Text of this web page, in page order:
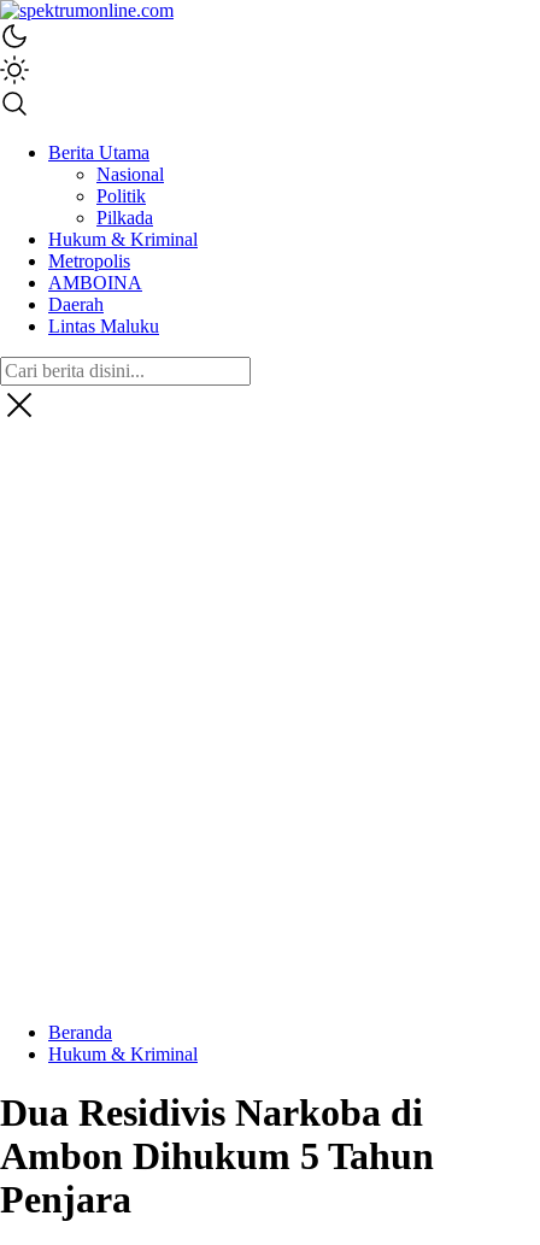
spektrumonline.com
Berita Utama
Nasional
Politik
Pilkada
Hukum & Kriminal
Metropolis
AMBOINA
Daerah
Lintas Maluku
Beranda
Hukum & Kriminal
Dua Residivis Narkoba di
Ambon Dihukum 5 Tahun
Penjara